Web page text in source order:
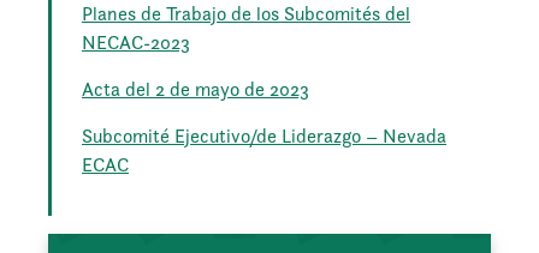
Planes de Trabajo de los Subcomités del
NECAC-2023
Acta del 2 de mayo de 2023
Subcomité Ejecutivo/de Liderazgo – Nevada
ECAC